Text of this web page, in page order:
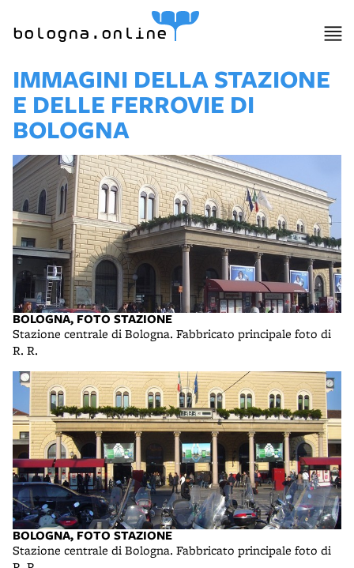
bologna.online
IMMAGINI DELLA STAZIONE
E DELLE FERROVIE DI
BOLOGNA
BOLOGNA, FOTO STAZIONE
Stazione centrale di Bologna. Fabbricato principale foto di
R. R.
BOLOGNA, FOTO STAZIONE
Stazione centrale di Bologna. Fabbricato principale foto di